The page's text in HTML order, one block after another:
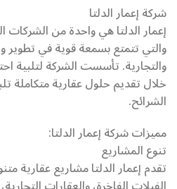
شركة إعمار الدلتا
إعمار الدلتا هي واحدة من الشركات
والتي تتمتع بسمعة قوية في تطوير
والتجارية. تأسست الشركة لتلبية
خلال تقديم حلول عقارية متكاملة
الشرائح.
مميزات شركة إعمار الدلتا:
تنوع المشاريع
تقدم إعمار الدلتا مشاريع عقارية